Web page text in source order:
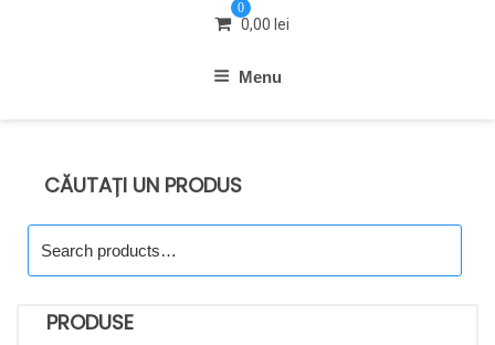
0
0,00 lei
Menu
CĂUTAȚI UN PRODUS
for:
PRODUSE